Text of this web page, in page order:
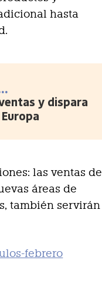
hasta
y dispara
las ventas de
áreas de
también servirán
febrero